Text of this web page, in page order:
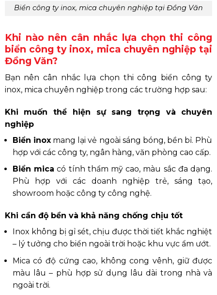
Biển công ty inox, mica chuyên nghiệp tại Đồng Văn
Khi nào nên cân nhắc lựa chọn thi công
biển công ty inox, mica chuyên nghiệp tại
Đồng Văn?
Bạn nên cân nhắc lựa chọn thi công biển công ty
inox, mica chuyên nghiệp trong các trường hợp sau:
Khi muốn thể hiện sự sang trọng và chuyên
nghiệp
Biển inoxmang lại vẻ ngoài sáng bóng, bền bỉ. Phù
hợp với các công ty, ngân hàng, văn phòng cao cấp.
Biển mica có tính thẩm mỹ cao, màu sắc đa dạng.
Phù hợp với các doanh nghiệp trẻ, sáng tạo,
showroom hoặc công ty công nghệ.
Khi cần độ bền và khả năng chống chịu tốt
Inox không bị gỉ sét, chịu được thời tiết khắc nghiệt
– lý tưởng cho biển ngoài trời hoặc khu vực ẩm ướt.
Mica có độ cứng cao, không cong vênh, giữ được
màu lâu – phù hợp sử dụng lâu dài trong nhà và
ngoài trời.